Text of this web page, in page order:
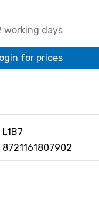
working days
for prices
L1B7
8721161807902